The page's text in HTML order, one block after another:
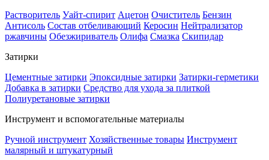
Растворитель Уайт-спирит Ацетон Очиститель Бензин
Антисоль Состав отбеливающий Керосин Нейтрализатор
ржавчины Обезжириватель Олифа Смазка Скипидар
Затирки
Цементные затирки Эпоксидные затирки Затирки-герметики
Добавка в затирки Средство для ухода за плиткой
Полиуретановые затирки
Инструмент и вспомогательные материалы
Ручной инструмент Хозяйственные товары Инструмент
малярный и штукатурный